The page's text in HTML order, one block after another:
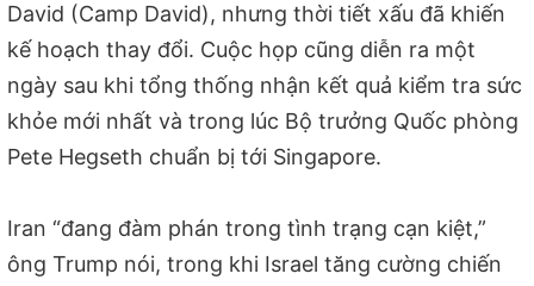
David (Camp David), nhưng thời tiết xấu đã khiến
kế hoạch thay đổi. Cuộc họp cũng diễn ra một
ngày sau khi tổng thống nhận kết quả kiểm tra sức
khỏe mới nhất và trong lúc Bộ trưởng Quốc phòng
Pete Hegseth chuẩn bị tới Singapore.
Iran “đang đàm phán trong tình trạng cạn kiệt,”
ông Trump nói, trong khi Israel tăng cường chiến